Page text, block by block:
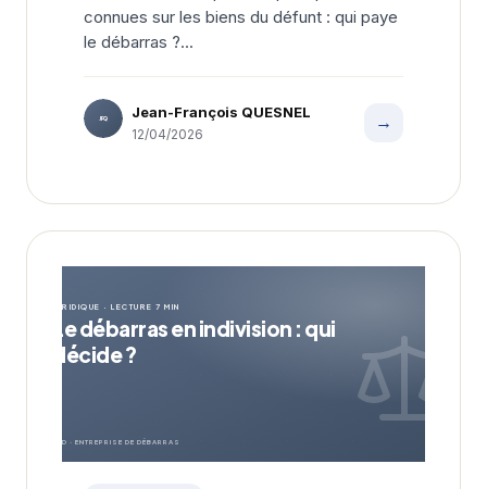
connues sur les biens du défunt : qui paye
le débarras ?...
JFQ Jean-François QUESNEL
12/04/2026
→
JURIDIQUE · LECTURE 7 MIN
Le débarras en indivision : qui
décide ?
EDD · ENTREPRISE DE DÉBARRAS